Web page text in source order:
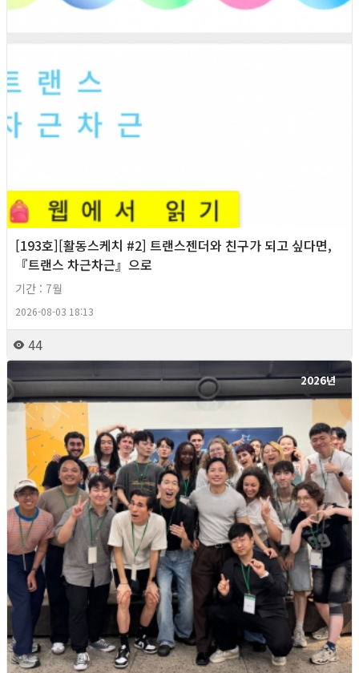
[193호][활동스케치 #2] 트랜스젠더와 친구가 되고 싶다면,
『트랜스 차근차근』으로
기간 : 7월
2026-08-03 18:13
44
2026년